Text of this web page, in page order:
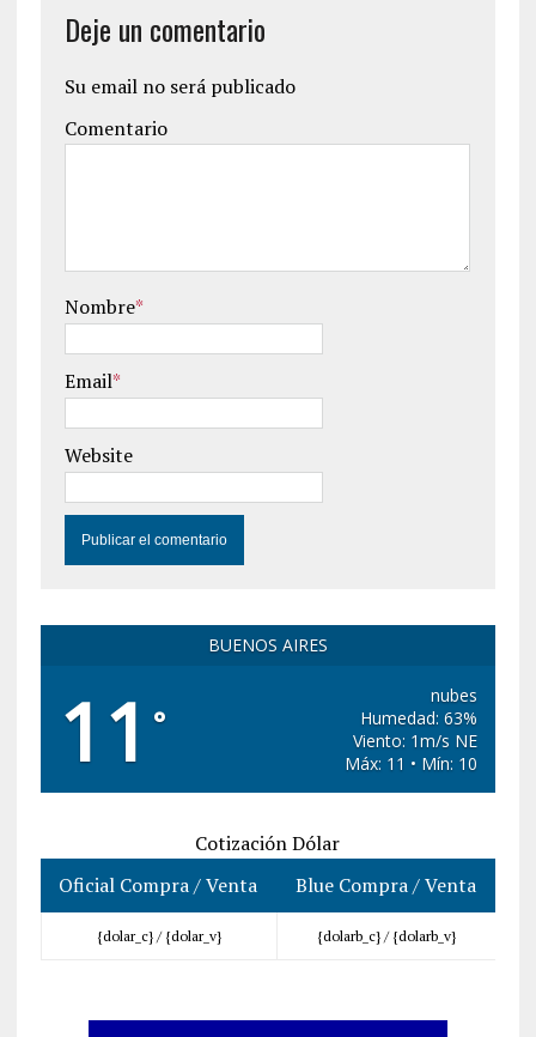
Deje un comentario
Su email no será publicado
Comentario
Nombre*
Email*
Website
BUENOS AIRES
11 °
nubes
Humedad: 63%
Viento: 1m/s NE
Máx: 11 • Mín: 10
Cotización Dólar
Oficial Compra / Venta
Blue Compra / Venta
{dolar_c} / {dolar_v} {dolarb_c} / {dolarb_v}